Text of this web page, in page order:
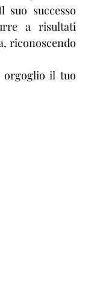
successo
a risultati
riconoscendo
orgoglio il tuo